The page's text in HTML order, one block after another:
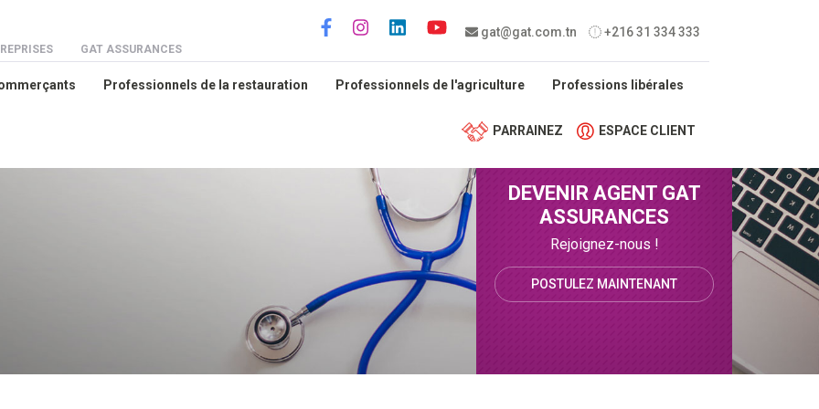
GAT ASSURANCES
gat@gat.com.tn +216 31 334 333
Social menu
Professionnels de la restauration Professionnels de l'agriculture Professions libérales
PARRAINEZ ESPACE CLIENT
DEVENIR AGENT GAT
ASSURANCES
Rejoignez-nous !
POSTULEZ MAINTENANT